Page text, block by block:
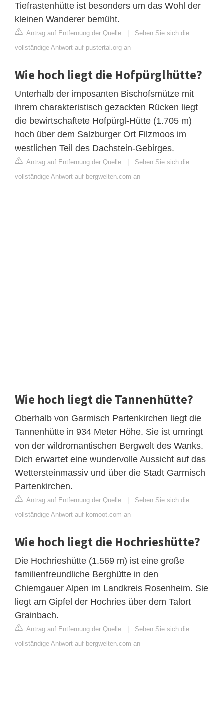
Tiefrastenhütte ist besonders um das Wohl der
kleinen Wanderer bemüht.
Antrag auf Entfernung der Quelle
Sehen Sie sich die
vollständige Antwort auf pustertal.org an
Wie hoch liegt die Hofpürglhütte?
Unterhalb der imposanten Bischofsmütze mit
ihrem charakteristisch gezackten Rücken liegt
die bewirtschaftete Hofpürgl-Hütte (1.705 m)
hoch über dem Salzburger Ort Filzmoos im
westlichen Teil des Dachstein-Gebirges.
Antrag auf Entfernung der Quelle
Sehen Sie sich die
vollständige Antwort auf bergwelten.com an
Wie hoch liegt die Tannenhütte?
Oberhalb von Garmisch Partenkirchen liegt die
Tannenhütte in 934 Meter Höhe. Sie ist umringt
von der wildromantischen Bergwelt des Wanks.
Dich erwartet eine wundervolle Aussicht auf das
Wettersteinmassiv und über die Stadt Garmisch
Partenkirchen.
Antrag auf Entfernung der Quelle
Sehen Sie sich die
vollständige Antwort auf komoot.com an
Wie hoch liegt die Hochrieshütte?
Die Hochrieshütte (1.569 m) ist eine große
familienfreundliche Berghütte in den
Chiemgauer Alpen im Landkreis Rosenheim. Sie
liegt am Gipfel der Hochries über dem Talort
Grainbach.
Antrag auf Entfernung der Quelle
Sehen Sie sich die
vollständige Antwort auf bergwelten.com an